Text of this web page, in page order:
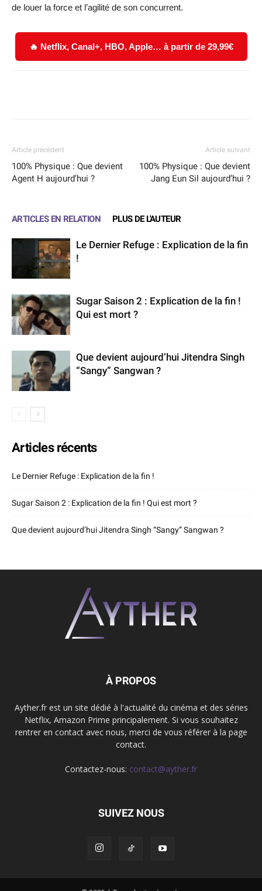
de louer la force et l’agilité de son concurrent.
🔥 Netflix, Canal+, HBO, Apple… à partir de 29,99€
Article précédent
100% Physique : Que devient
Agent H aujourd’hui ?
Article suivant
100% Physique : Que devient
Jang Eun Sil aujourd’hui ?
ARTICLES EN RELATION PLUS DE L'AUTEUR
Le Dernier Refuge : Explication de la fin
!
Sugar Saison 2 : Explication de la fin !
Qui est mort ?
Que devient aujourd’hui Jitendra Singh
“Sangy” Sangwan ?
Articles récents
Le Dernier Refuge : Explication de la fin !
Sugar Saison 2 : Explication de la fin ! Qui est mort ?
Que devient aujourd’hui Jitendra Singh “Sangy” Sangwan ?
À PROPOS
Ayther.fr est un site dédié à l'actualité du cinéma et des séries
Netflix, Amazon Prime principalement. Si vous souhaitez
rentrer en contact avec nous, merci de vous référer à la page
contact.
Contactez-nous: contact@ayther.fr
SUIVEZ NOUS